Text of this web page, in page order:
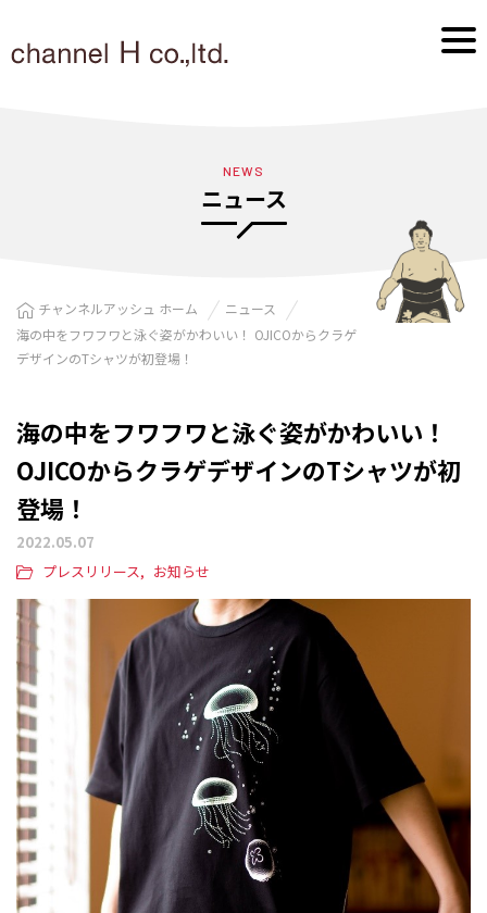
NEWS
ニュース
チャンネルアッシュ ホーム
ニュース
海の中をフワフワと泳ぐ姿がかわいい！ OJICOからクラゲ
デザインのTシャツが初登場！
海の中をフワフワと泳ぐ姿がかわいい！
OJICOからクラゲデザインのTシャツが初
登場！
2022.05.07
プレスリリース
お知らせ